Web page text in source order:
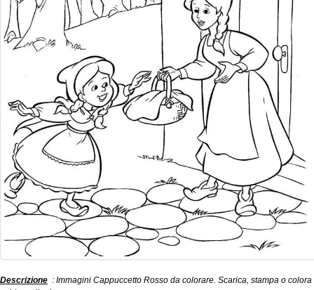
Descrizione : Immagini Cappuccetto Rosso da colorare. Scarica, stampa o colora